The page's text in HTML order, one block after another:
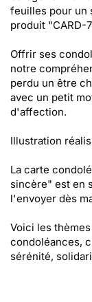
feuilles pour un
produit "CARD-
Offrir ses
notre
perdu un être
avec un petit
d'affection.
Illustration
La carte
sincère" est en
l'envoyer dès
Voici les
condoléances,
sérénité,